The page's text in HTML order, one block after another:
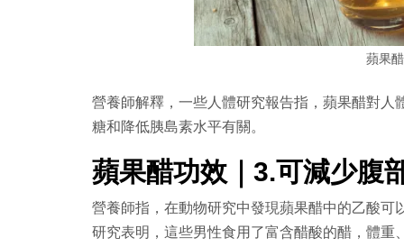
蘋果
營養師解釋，一些人體研究報告指，蘋果醋對
糖和降低胰島素水平有關。
蘋果醋功效｜3.可減少腹
營養師指，在動物研究中發現蘋果醋中的乙酸
研究表明，這些男性食用了富含醋酸的醋，體